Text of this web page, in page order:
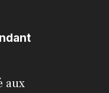
aux